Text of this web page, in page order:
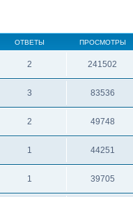
ОТВЕТЫ ПРОСМОТРЫ
2 241502
3 83536
2 49748
1 44251
1 39705